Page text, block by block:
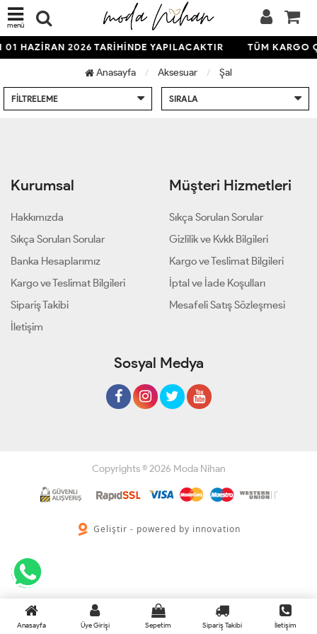
menü
HAZİRAN 2026 TARİHİNDE YAPILACAKTIR TÜM KARGO
Anasayfa Aksesuar Şal
FILTRELEME SIRALA
Kurumsal
Hakkımızda
Sıkça Sorulan Sorular
Banka Hesaplarımız
Kargo ve Teslimat Bilgileri
Sipariş Takibi
İletişim
Müşteri Hizmetleri
Sıkça Sorulan Sorular
Gizlilik ve Kvkk Bilgileri
Kargo ve Teslimat Bilgileri
İptal ve İade Koşulları
Mesafeli Satış Sözleşmesi
Sosyal Medya
Copyrights © 2026 Moda Nihan
Geliştir - powered by innovation
Anasayfa Üye Girişi Sepetim Sipariş Takibi İletişim